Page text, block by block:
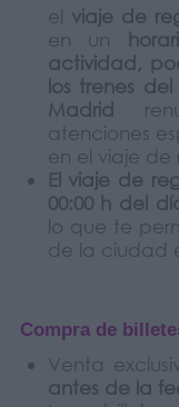
el viaje de
en un
actividad,
los trenes
Madrid
atenciones
en el viaje de
El viaje de
00:00 h del
lo que te
de la ciudad
Compra de
Venta
antes de la